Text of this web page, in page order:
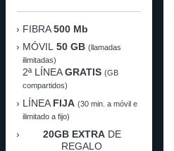
FIBRA 500 Mb
MÓVIL 50 GB (llamadas
ilimitadas)
2ª LÍNEAGRATIS (GB
compartidos)
LÍNEA FIJA (30 min. a móvil e
ilimitado a fijo)
20GB EXTRADE
REGALO